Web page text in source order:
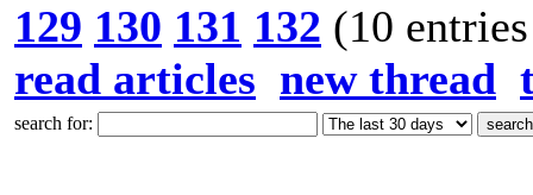
129 130 131 132 (10
read articles new thread
search for: